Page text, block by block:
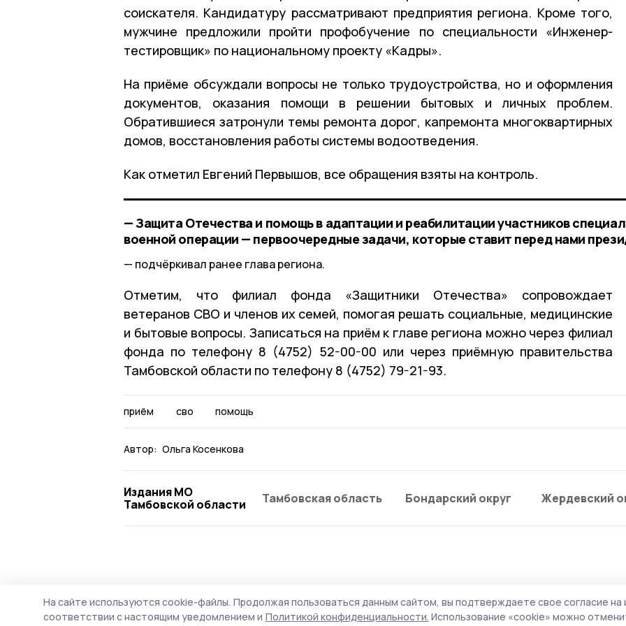
соискателя. Кандидатуру рассматривают предприятия региона. Кроме того,
мужчине предложили пройти профобучение по специальности «Инженер-
тестировщик» по национальному проекту «Кадры».
На приёме обсуждали вопросы не только трудоустройства, но и оформления
документов, оказания помощи в решении бытовых и личных проблем.
Обратившиеся затронули темы ремонта дорог, капремонта многоквартирных
домов, восстановления работы системы водоотведения.
Как отметил Евгений Первышов, все обращения взяты на контроль.
— Защита Отечества и помощь в адаптации и реабилитации участников
военной операции — первоочередные задачи, которые ставит перед нами
подчёркивал ранее глава региона.
Отметим, что филиал фонда «Защитники Отечества» сопровождает
ветеранов СВО и членов их семей, помогая решать социальные, медицинские
и бытовые вопросы. Записаться на приём к главе региона можно через филиал
фонда по телефону 8 (4752) 52-00-00 или через приёмную правительства
Тамбовской области по телефону 8 (4752) 79-21-93.
приём сво помощь
Автор: Ольга Косенкова
Издания МО
Тамбовской области
Тамбовская область Бондарский округ Жердевский
На сайте используются cookie-файлы. Продолжая пользоваться данным сайтом, вы подтверждаете свое согласие на
соответствии с настоящим уведомлением и Политикой конфиденциальности. Использование «cookie» можно